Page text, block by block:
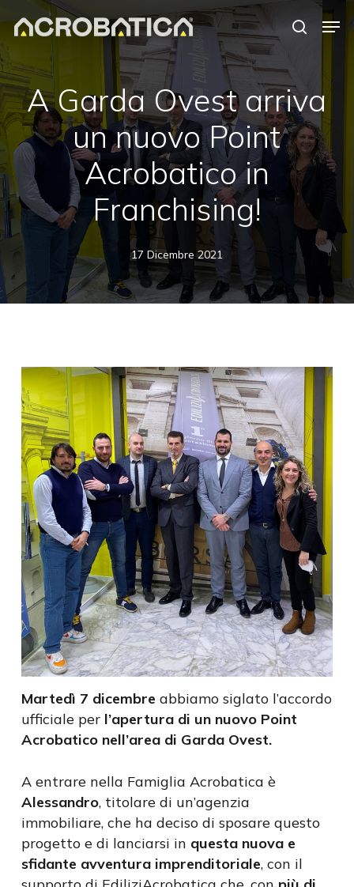
content
A Garda Ovest arriva
un nuovo Point
Acrobatico in
Franchising!
17 Dicembre 2021
Martedì 7 dicembre abbiamo siglato l’accordo
ufficiale per l’apertura di un nuovo Point
Acrobatico nell’area di Garda Ovest.
A entrare nella Famiglia Acrobatica è
Alessandro, titolare di un’agenzia
immobiliare, che ha deciso di sposare questo
progetto e di lanciarsi in questa nuova e
sfidante avventura imprenditoriale, con il